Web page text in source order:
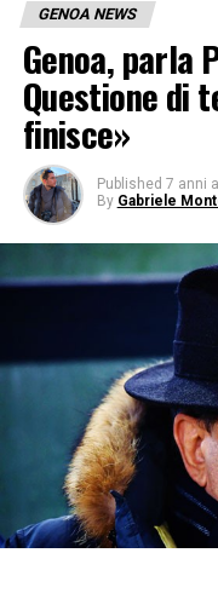
GENOA NEWS
Genoa, parla
Questione di
finisce»
Published 7 anni
By Gabriele